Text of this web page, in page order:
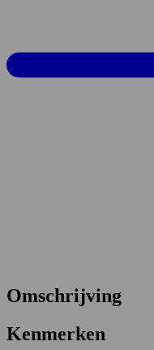
Omschrijving
Kenmerken